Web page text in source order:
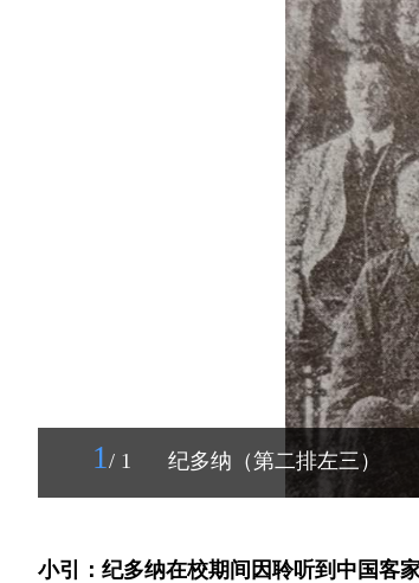
1 / 1 纪多纳（第二排左三）
小引：纪多纳在校期间因聆听到中国客